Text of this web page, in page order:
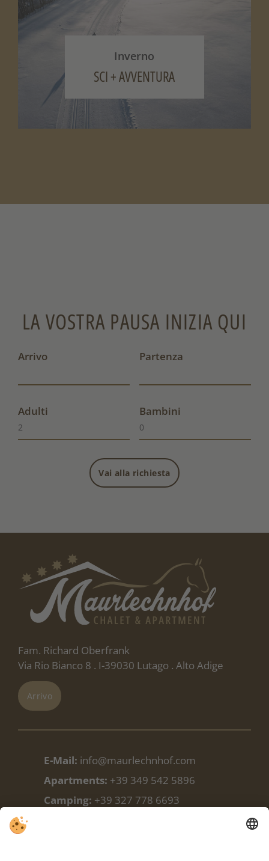
Inverno
SCI + AVVENTURA
LA VOSTRA PAUSA INIZIA QUI
Arrivo Partenza
Adulti Bambini
Vai alla richiesta
Fam. Richard Oberfrank
Via Rio Bianco 8 . I-39030 Lutago . Alto Adige
Arrivo
E-Mail: info@maurlechnhof.com
Apartments: +39 349 542 5896
Camping: +39 327 778 6693